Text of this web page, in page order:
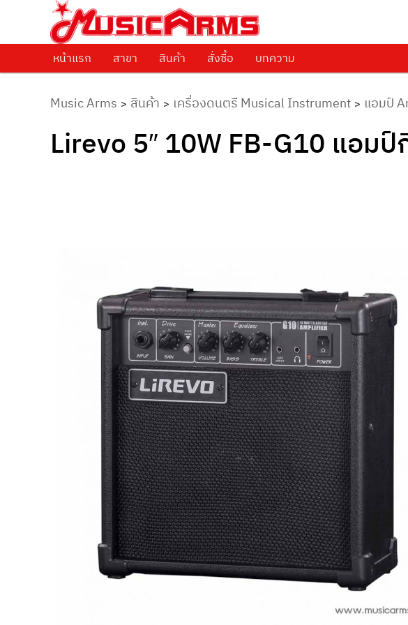
Music Arms
ศูนย์รวมครื่องดนตรีทุกชนิด ตั้งแต่เริ่มต้นถึงมืออาชีพ
Skip to primary content
หน้าแรก สาขา สินค้า สั่งซื้อ บทความ
Music Arms > สินค้า > เครื่องดนตรี Musical Instrument > แอมป์
Lirevo 5″ 10W FB-G10 แอม